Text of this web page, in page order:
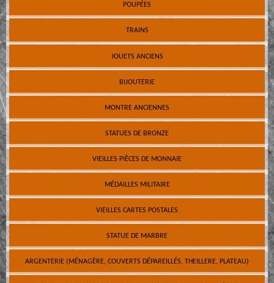
POUPÉES
TRAINS
JOUETS ANCIENS
BIJOUTERIE
MONTRE ANCIENNES
STATUES DE BRONZE
VIEILLES PIÈCES DE MONNAIE
MÉDAILLES MILITAIRE
VIEILLES CARTES POSTALES
STATUE DE MARBRE
ARGENTERIE (MÉNAGÈRE, COUVERTS DÉPAREILLÉS, THEILLERE, PLATEAU)